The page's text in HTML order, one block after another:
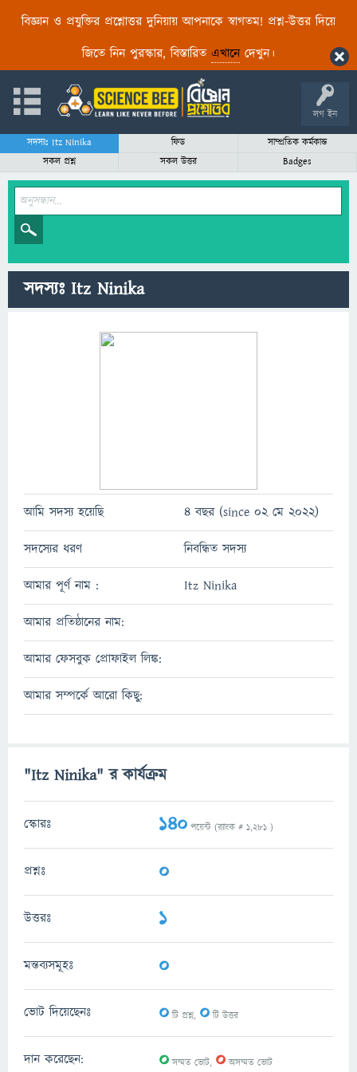
বিজ্ঞান ও প্রযুক্তির প্রশ্নোত্তর দুনিয়ায় আপনাকে স্বাগতম! প্রশ্ন-উত্তর দিয়ে
জিতে নিন পুরস্কার, বিস্তারিত এখানেদেখুন।
লগ ইন
সদস্যঃ Itz Ninika ফিড
সাম্প্রতিক কর্মকান্ড
সকল প্রশ্ন
সকল উত্তর Badges
সদস্যঃ Itz Ninika
আমি সদস্য হয়েছি 4 বছর (since 02 মে 2022)
সদস্যের ধরণ নিবন্ধিত সদস্য
আমার পূর্ণ নাম : Itz Ninika
আমার প্রতিষ্ঠানের নাম:
আমার ফেসবুক প্রোফাইল লিঙ্ক:
আমার সম্পর্কে আরো কিছু:
"Itz Ninika" র কার্যক্রম
স্কোরঃ 140 পয়েন্ট (র‌্যাংক # 1,281 )
প্রশ্নঃ 0
উত্তরঃ 1
মন্তব্যসমূহঃ 0
ভোট দিয়েছেনঃ 0টি প্রশ্ন, 0টি উত্তর
দান করেছেন: 0সম্মত ভোট, 0অসম্মত ভোট